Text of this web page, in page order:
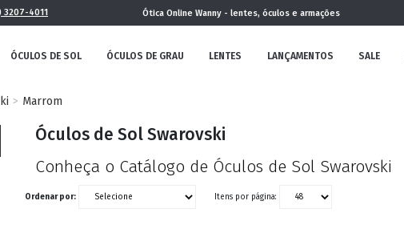
3207-4011 Ótica Online Wanny - lentes, óculos e armações
ÓCULOS DE SOL ÓCULOS DE GRAU LENTES LANÇAMENTOS SALE
NOVA
COLEÇÃO
Marrom
Óculos de Sol Swarovski
Conheça o Catálogo de Óculos de Sol Swarovski
Ordenar por: Itens por página: